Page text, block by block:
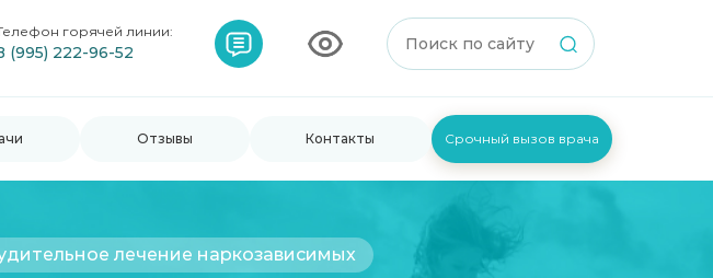
горячей линии:
(995) 222-96-52
Отзывы Контакты Срочный вызов врача
лечение наркозависимых